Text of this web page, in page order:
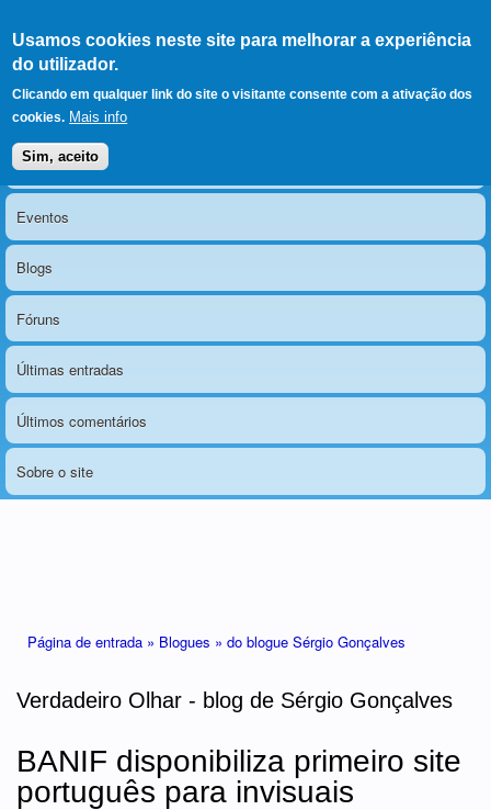
Usamos cookies neste site para melhorar a experiência
do utilizador.
Clicando em qualquer link do site o visitante consente com a ativação dos
cookies. Mais info
Sim, aceito
LERPARAVER , ir para a
página principal
O portal da visão diferente
Menu principal
Notícias
Eventos
Blogs
Fóruns
Últimas entradas
Últimos comentários
Sobre o site
Página de entrada » Blogues » do blogue Sérgio Gonçalves
Verdadeiro Olhar - blog de Sérgio Gonçalves
BANIF disponibiliza primeiro site
português para invisuais